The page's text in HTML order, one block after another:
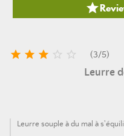

     (3/5)
Leurre
Leurre souple à du mal à